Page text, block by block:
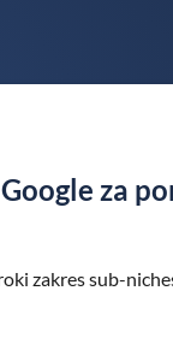
za
zakres sub-